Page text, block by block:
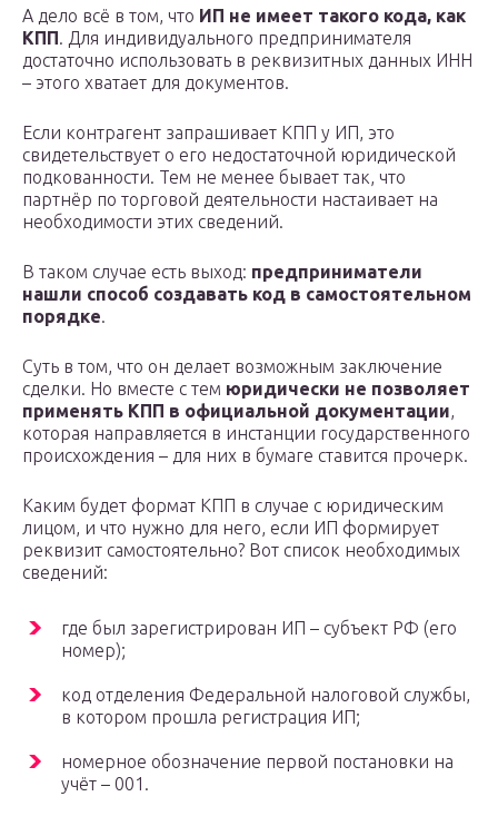
А дело всё в том, что ИП не имеет такого кода, как
КПП. Для индивидуального предпринимателя
достаточно использовать в реквизитных данных ИНН
– этого хватает для документов.
Если контрагент запрашивает КПП у ИП, это
свидетельствует о его недостаточной юридической
подкованности. Тем не менее бывает так, что
партнёр по торговой деятельности настаивает на
необходимости этих сведений.
В таком случае есть выход: предприниматели
нашли способ создавать код в самостоятельном
порядке.
Суть в том, что он делает возможным заключение
сделки. Но вместе с тем юридически не позволяет
применять КПП в официальной документации,
которая направляется в инстанции государственного
происхождения – для них в бумаге ставится прочерк.
Каким будет формат КПП в случае с юридическим
лицом, и что нужно для него, если ИП формирует
реквизит самостоятельно? Вот список необходимых
сведений:
где был зарегистрирован ИП – субъект РФ (его
номер);
код отделения Федеральной налоговой службы,
в котором прошла регистрация ИП;
номерное обозначение первой постановки на
учёт – 001.